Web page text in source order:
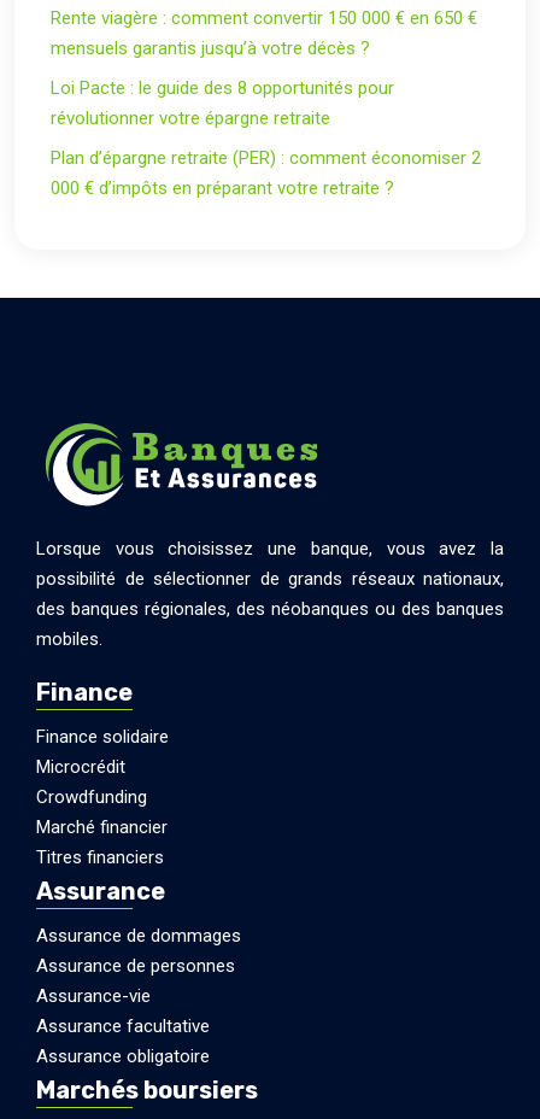
Rente viagère : comment convertir 150 000 € en 650 €
mensuels garantis jusqu’à votre décès ?
Loi Pacte : le guide des 8 opportunités pour
révolutionner votre épargne retraite
Plan d’épargne retraite (PER) : comment économiser 2
000 € d’impôts en préparant votre retraite ?
Lorsque vous choisissez une banque, vous avez la
possibilité de sélectionner de grands réseaux nationaux,
des banques régionales, des néobanques ou des banques
mobiles.
Finance
Finance solidaire
Microcrédit
Crowdfunding
Marché financier
Titres financiers
Assurance
Assurance de dommages
Assurance de personnes
Assurance-vie
Assurance facultative
Assurance obligatoire
Marchés boursiers